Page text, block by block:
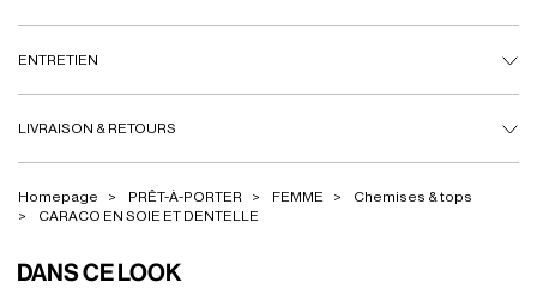
ENTRETIEN
LIVRAISON & RETOURS
Homepage PRÊT-À-PORTER FEMME
Chemises & tops
CARACO EN SOIE ET DENTELLE
DANS CE LOOK